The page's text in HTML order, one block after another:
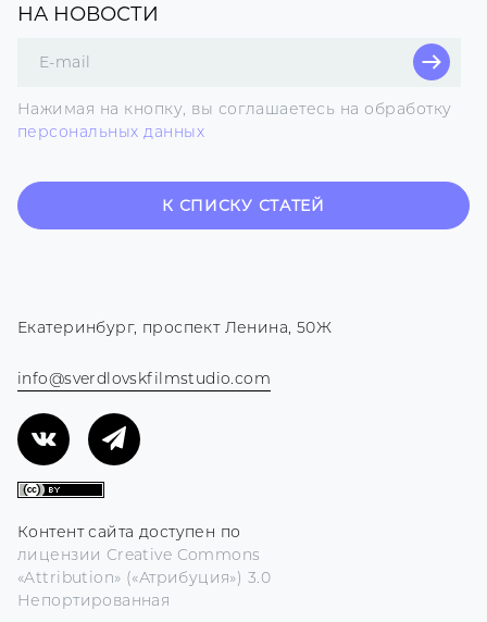
НА НОВОСТИ
для
mail
Нажимая на кнопку, вы соглашаетесь на обработку
персональных данных
К СПИСКУ СТАТЕЙ
info@sverdlovskfilmstudio.com
Екатеринбург, проспект Ленина, 50Ж
Контент сайта доступен по
лицензии Creative Commons
«Attribution» («Атрибуция») 3.0
Непортированная